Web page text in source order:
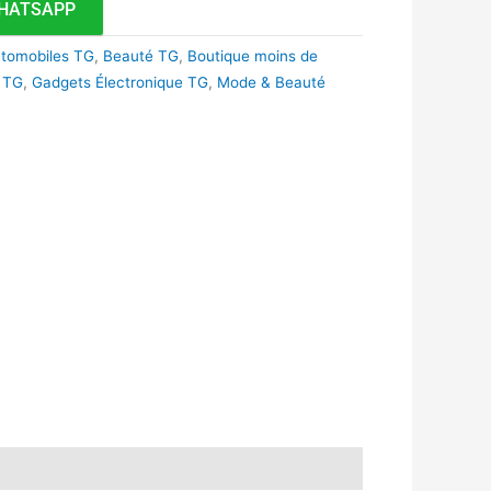
TG, Beauté TG, Boutique moins de
, Gadgets Électronique TG, Mode & Beauté